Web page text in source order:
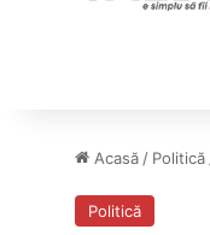
Acasă / Politică
Politică